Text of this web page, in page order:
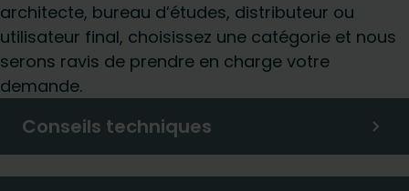
architecte, bureau d’études, distributeur ou
utilisateur final, choisissez une catégorie et nous
serons ravis de prendre en charge votre
demande.
Conseils techniques